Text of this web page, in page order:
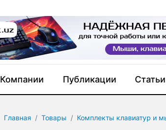
Компании Публикации Статьи
Главная Товары Комплекты клавиатур и